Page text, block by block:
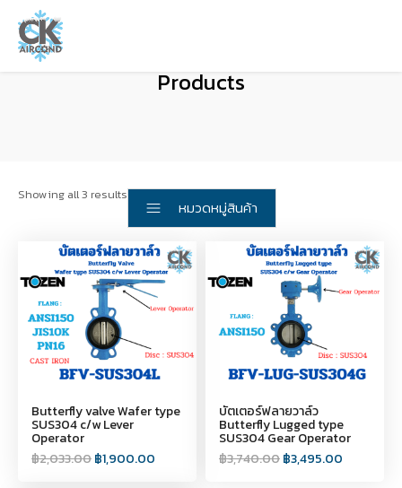
Products
Showing all 3 results
หมวดหมู่สินค้า
Butterfly valve Wafer type
SUS304 c/w Lever
Operator
฿2,033.00฿1,900.00
บัตเตอร์ฟลายวาล์ว
Butterfly Lugged type
SUS304 Gear Operator
฿3,740.00฿3,495.00